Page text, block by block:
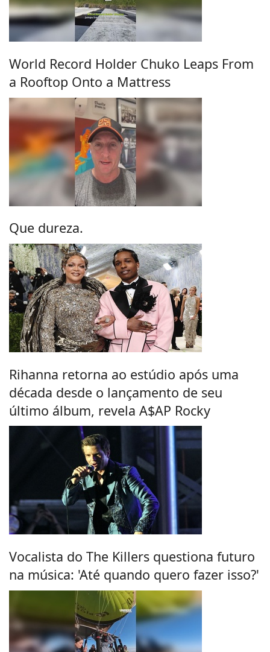
World Record Holder Chuko Leaps From
a Rooftop Onto a Mattress
Que dureza.
Rihanna retorna ao estúdio após uma
década desde o lançamento de seu
último álbum, revela A$AP Rocky
Vocalista do The Killers questiona futuro
na música: 'Até quando quero fazer isso?'